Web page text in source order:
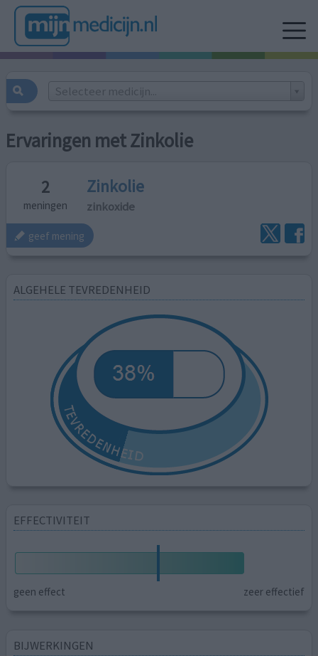
Selecteer medicijn...
Ervaringen met Zinkolie
2
meningen
Zinkolie
zinkoxide
geef mening
ALGEHELE TEVREDENHEID
EFFECTIVITEIT
geen effect zeer effectief
BIJWERKINGEN